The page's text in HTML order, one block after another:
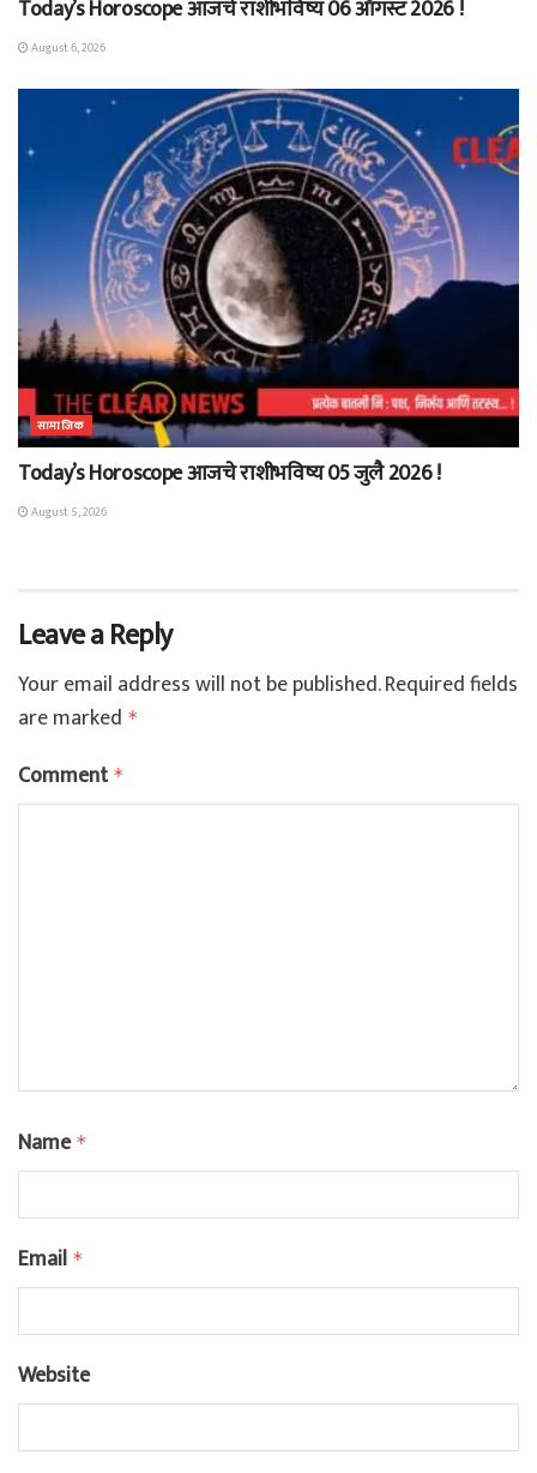
Today’s Horoscope आजचे राशीभविष्य 06 ऑगस्ट 2026 !
August 6, 2026
सामाजिक
Today’s Horoscope आजचे राशीभविष्य 05 जुलै 2026 !
August 5, 2026
Leave a Reply
Your email address will not be published.Required fields
are marked *
Comment *
Name *
Email *
Website